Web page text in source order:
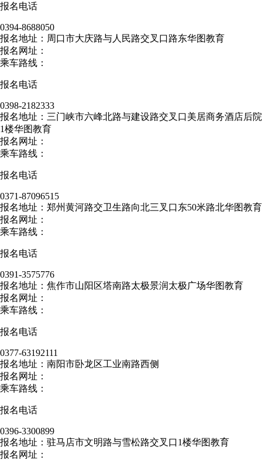
报名电话
0394-8688050
报名地址：周口市大庆路与人民路交叉口路东华图教育
报名网址：
乘车路线：
报名电话
0398-2182333
报名地址：三门峡市六峰北路与建设路交叉口美居商务酒店后院
1楼华图教育
报名网址：
乘车路线：
报名电话
0371-87096515
报名地址：郑州黄河路交卫生路向北三叉口东50米路北华图教育
报名网址：
乘车路线：
报名电话
0391-3575776
报名地址：焦作市山阳区塔南路太极景润太极广场华图教育
报名网址：
乘车路线：
报名电话
0377-63192111
报名地址：南阳市卧龙区工业南路西侧
报名网址：
乘车路线：
报名电话
0396-3300899
报名地址：驻马店市文明路与雪松路交叉口1楼华图教育
报名网址：